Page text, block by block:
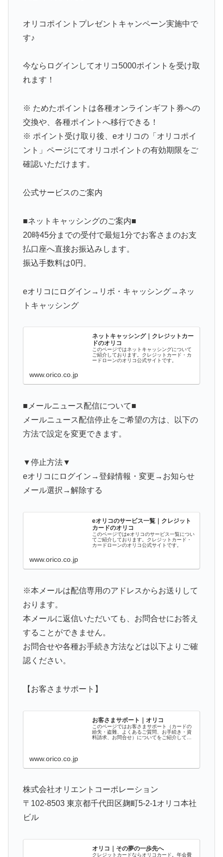
オリコポイントプレゼントキャンペーン実施中で
す♪
今ならログインしてオリコ5000ポイントを受け取
れます！
※ ためたポイントは各種オンラインギフト券への
交換や、各種ポイントへ移行できる！
※ ポイント受け取り後、eオリコの「オリコポイ
ント」ページにてオリコポイントの有効期限をご
確認いただけます。
公式サービスのご案内
■ネットキャッシングのご案内■
20時45分までの受付で最短1分でお客さまのお支
払口座へ直接お振込みします。
振込手数料は0円。
eオリコにログイン→リボ・キャッシング→ネッ
トキャッシング
ネットキャッシング｜クレジットカー
ドのオリコ
このページではネットキャッシングについて
ご紹介しております。クレジットカード・カ
ードローンのオリコ公式サイトです。
www.orico.co.jp
■メールニュース配信について■
メールニュース配信停止をご希望の方は、以下の
方法で設定を変更できます。
▼停止方法▼
eオリコにログイン→登録情報・変更→お知らせ
メール選択→解除する
eオリコのサービス一覧｜クレジット
カードのオリコ
このページではeオリコのサービス一覧につい
てご紹介しております。クレジットカード・
カードローンのオリコ公式サイトです。
www.orico.co.jp
※本メールは配信専用のアドレスからお送りして
おります。
本メールに返信いただいても、お問合せにお答え
することができません。
お問合せや各種お手続き方法などは以下よりご確
認ください。
【お客さまサポート】
お客さまサポート｜オリコ
このページではお客さまサポート（カードの
紛失・盗難、よくあるご質問、お手続き・資
料請求、お問合せ）についてをご紹介してお
www.orico.co.jp
株式会社オリエントコーポレーション
〒102-8503 東京都千代田区麹町5-2-1オリコ本社
ビル
オリコ｜その夢の一歩先へ
クレジットカードならオリコカード。年会費